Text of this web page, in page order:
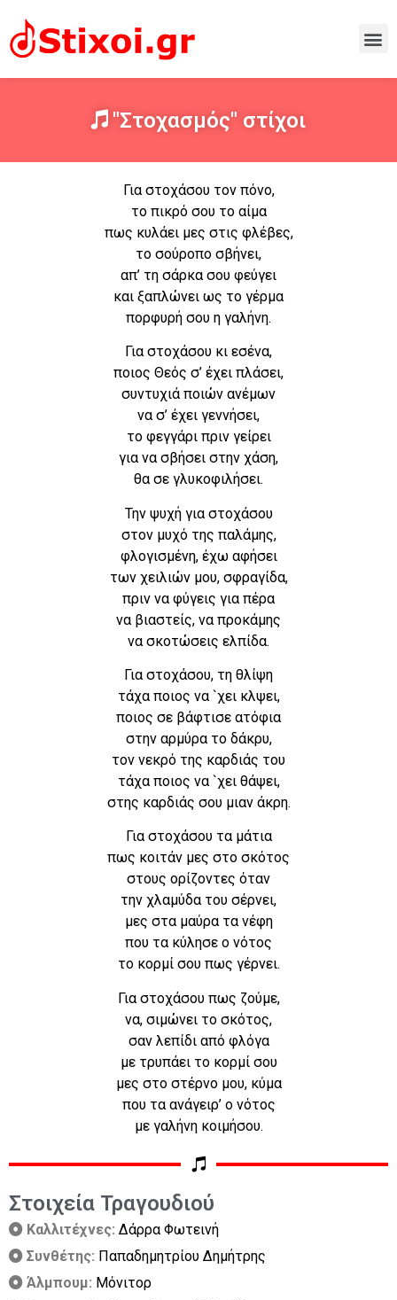
"Στοχασμός" στίχοι
Για στοχάσου τον πόνο,
το πικρό σου το αίμα
πως κυλάει μες στις φλέβες,
το σούροπο σβήνει,
απ’ τη σάρκα σου φεύγει
και ξαπλώνει ως το γέρμα
πορφυρή σου η γαλήνη.
Για στοχάσου κι εσένα,
ποιος Θεός σ’ έχει πλάσει,
συντυχιά ποιών ανέμων
να σ’ έχει γεννήσει,
το φεγγάρι πριν γείρει
για να σβήσει στην χάση,
θα σε γλυκοφιλήσει.
Την ψυχή για στοχάσου
στον μυχό της παλάμης,
φλογισμένη, έχω αφήσει
των χειλιών μου, σφραγίδα,
πριν να φύγεις για πέρα
να βιαστείς, να προκάμης
να σκοτώσεις ελπίδα.
Για στοχάσου, τη θλίψη
τάχα ποιος να `χει κλψει,
ποιος σε βάφτισε ατόφια
στην αρμύρα το δάκρυ,
τον νεκρό της καρδιάς του
τάχα ποιος να `χει θάψει,
στης καρδιάς σου μιαν άκρη.
Για στοχάσου τα μάτια
πως κοιτάν μες στο σκότος
στους ορίζοντες όταν
την χλαμύδα του σέρνει,
μες στα μαύρα τα νέφη
που τα κύλησε ο νότος
το κορμί σου πως γέρνει.
Για στοχάσου πως ζούμε,
να, σιμώνει το σκότος,
σαν λεπίδι από φλόγα
με τρυπάει το κορμί σου
μες στο στέρνο μου, κύμα
που τα ανάγειρ’ ο νότος
με γαλήνη κοιμήσου.
Στοιχεία Τραγουδιού
Καλλιτέχνες: Δάρρα Φωτεινή
Συνθέτης: Παπαδημητρίου Δημήτρης
Άλμπουμ: Μόνιτορ